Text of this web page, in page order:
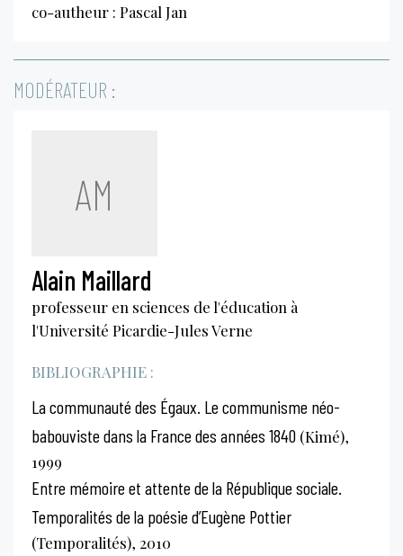
co-autheur : Pascal Jan
MODÉRATEUR :
AM
Alain Maillard
professeur en sciences de l'éducation à
l'Université Picardie-Jules Verne
BIBLIOGRAPHIE :
La communauté des Égaux. Le communisme néo-
babouviste dans la France des années 1840 (Kimé),
1999
Entre mémoire et attente de la République sociale.
Temporalités de la poésie d’Eugène Pottier
(Temporalités), 2010